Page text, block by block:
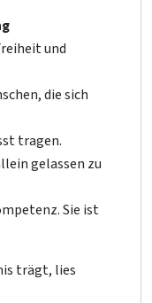
und
die sich
tragen.
gelassen zu
Sie ist
trägt, lies